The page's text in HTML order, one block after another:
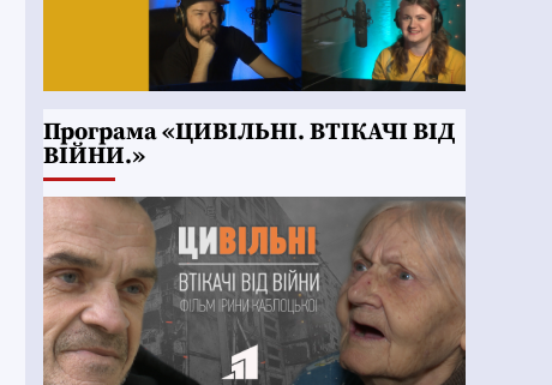
Програма «ЦИВІЛЬНІ. ВТІКАЧІ ВІД
ВІЙНИ.»